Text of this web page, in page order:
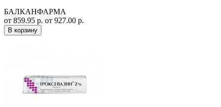
БАЛКАНФАРМА
от 859.95 р. от 927.00 р.
В корзину